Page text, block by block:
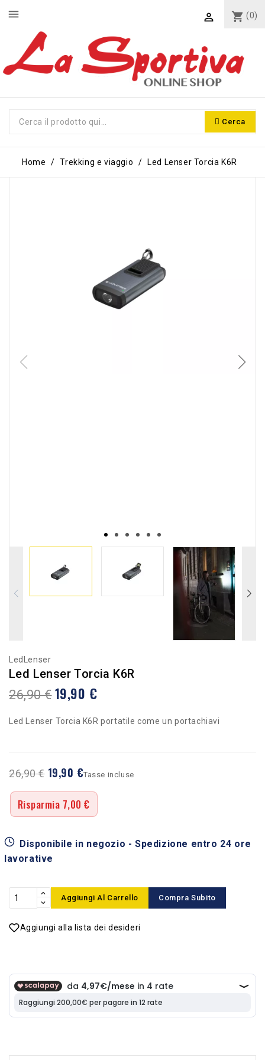
shopping_cart (0)

Cerca
menu
Home Trekking e viaggio Led Lenser Torcia K6R
LedLenser
Led Lenser Torcia K6R
26,90 € 19,90 €
Led Lenser Torcia K6R portatile come un portachiavi
26,90 € 19,90 €
Risparmia 7,00 €
Tasse incluse
Disponibile in negozio - Spedizione entro 24 ore
lavorative
Aggiungi Al Carrello Compra Subito
Aggiungi alla lista dei desideri